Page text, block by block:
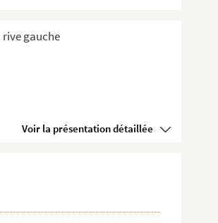
rive gauche
Voir la présentation détaillée